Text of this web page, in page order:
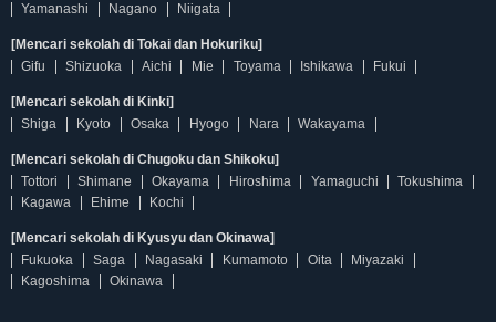
Yamanashi
Nagano Niigata
[Mencari sekolah di Tokai dan Hokuriku]
Gifu
Shizuoka Aichi Mie Toyama Ishikawa Fukui
[Mencari sekolah di Kinki]
Shiga
Kyoto Osaka Hyogo Nara Wakayama
[Mencari sekolah di Chugoku dan Shikoku]
Tottori
Shimane Okayama Hiroshima Yamaguchi
Tokushima
Kagawa
Ehime Kochi
[Mencari sekolah di Kyusyu dan Okinawa]
Fukuoka
Saga Nagasaki Kumamoto Oita
Miyazaki
Kagoshima
Okinawa